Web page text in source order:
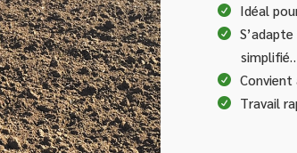
Idéal
Convient
Travail